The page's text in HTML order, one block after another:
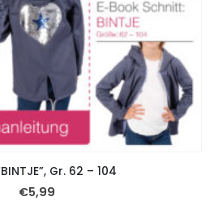
Gr. 62 – 104
€5,99